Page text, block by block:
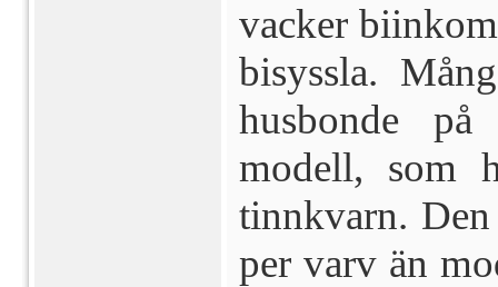
vacker
bisyssla.
husbonde
modell, som
tinnkvarn.
per varv än